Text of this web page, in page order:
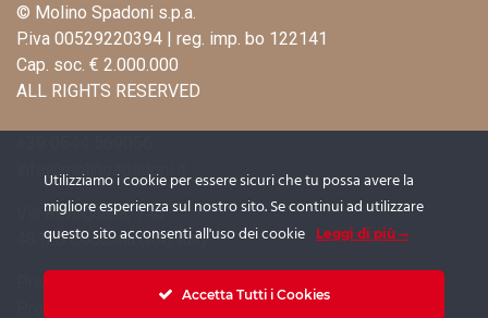
© Molino Spadoni s.p.a.
P.iva 00529220394 | reg. imp. bo 122141
Cap. soc. € 2.000.000
ALL RIGHTS RESERVED
Via Ravegnana, 746
48125 Coccolia (RA) Italy
Utilizziamo i cookie per essere sicuri che tu possa avere la
migliore esperienza sul nostro sito. Se continui ad utilizzare
questo sito acconsenti all'uso dei cookie
Leggi di più
Accetta Tutti i Cookies